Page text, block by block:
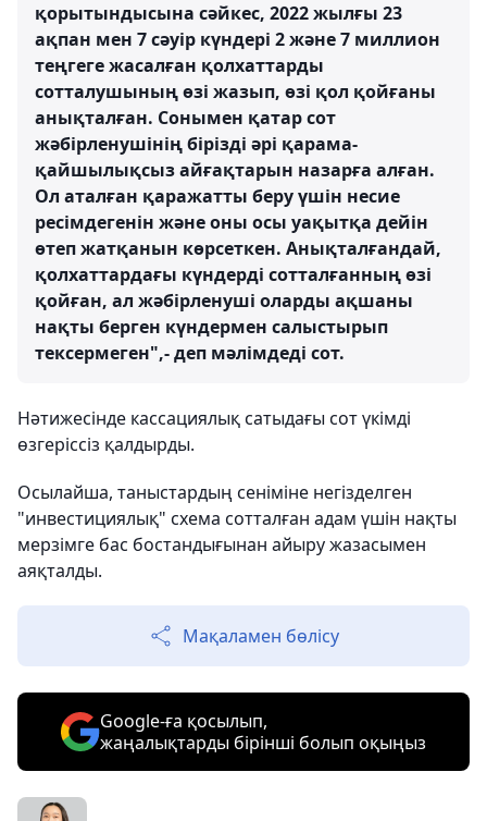
қорытындысына сәйкес, 2022 жылғы 23
ақпан мен 7 сәуір күндері 2 және 7 миллион
теңгеге жасалған қолхаттарды
сотталушының өзі жазып, өзі қол қойғаны
анықталған. Сонымен қатар сот
жәбірленушінің бірізді әрі қарама-
қайшылықсыз айғақтарын назарға алған.
Ол аталған қаражатты беру үшін несие
ресімдегенін және оны осы уақытқа дейін
өтеп жатқанын көрсеткен. Анықталғандай,
қолхаттардағы күндерді сотталғанның өзі
қойған, ал жәбірленуші оларды ақшаны
нақты берген күндермен салыстырып
тексермеген",- деп мәлімдеді сот.
Нәтижесінде кассациялық сатыдағы сот үкімді
өзгеріссіз қалдырды.
Осылайша, таныстардың сеніміне негізделген
"инвестициялық" схема сотталған адам үшін нақты
мерзімге бас бостандығынан айыру жазасымен
аяқталды.
Мақаламен бөлісу
Google-ға қосылып,
жаңалықтарды бірінші болып оқыңыз